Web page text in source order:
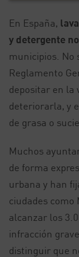
En España,
y detergente
municipios. No
Reglamento
depositar en la
deteriorarla, y
de grasa o
Muchos
de forma
urbana y han
ciudades como
alcanzar los
infracción
distinguir que